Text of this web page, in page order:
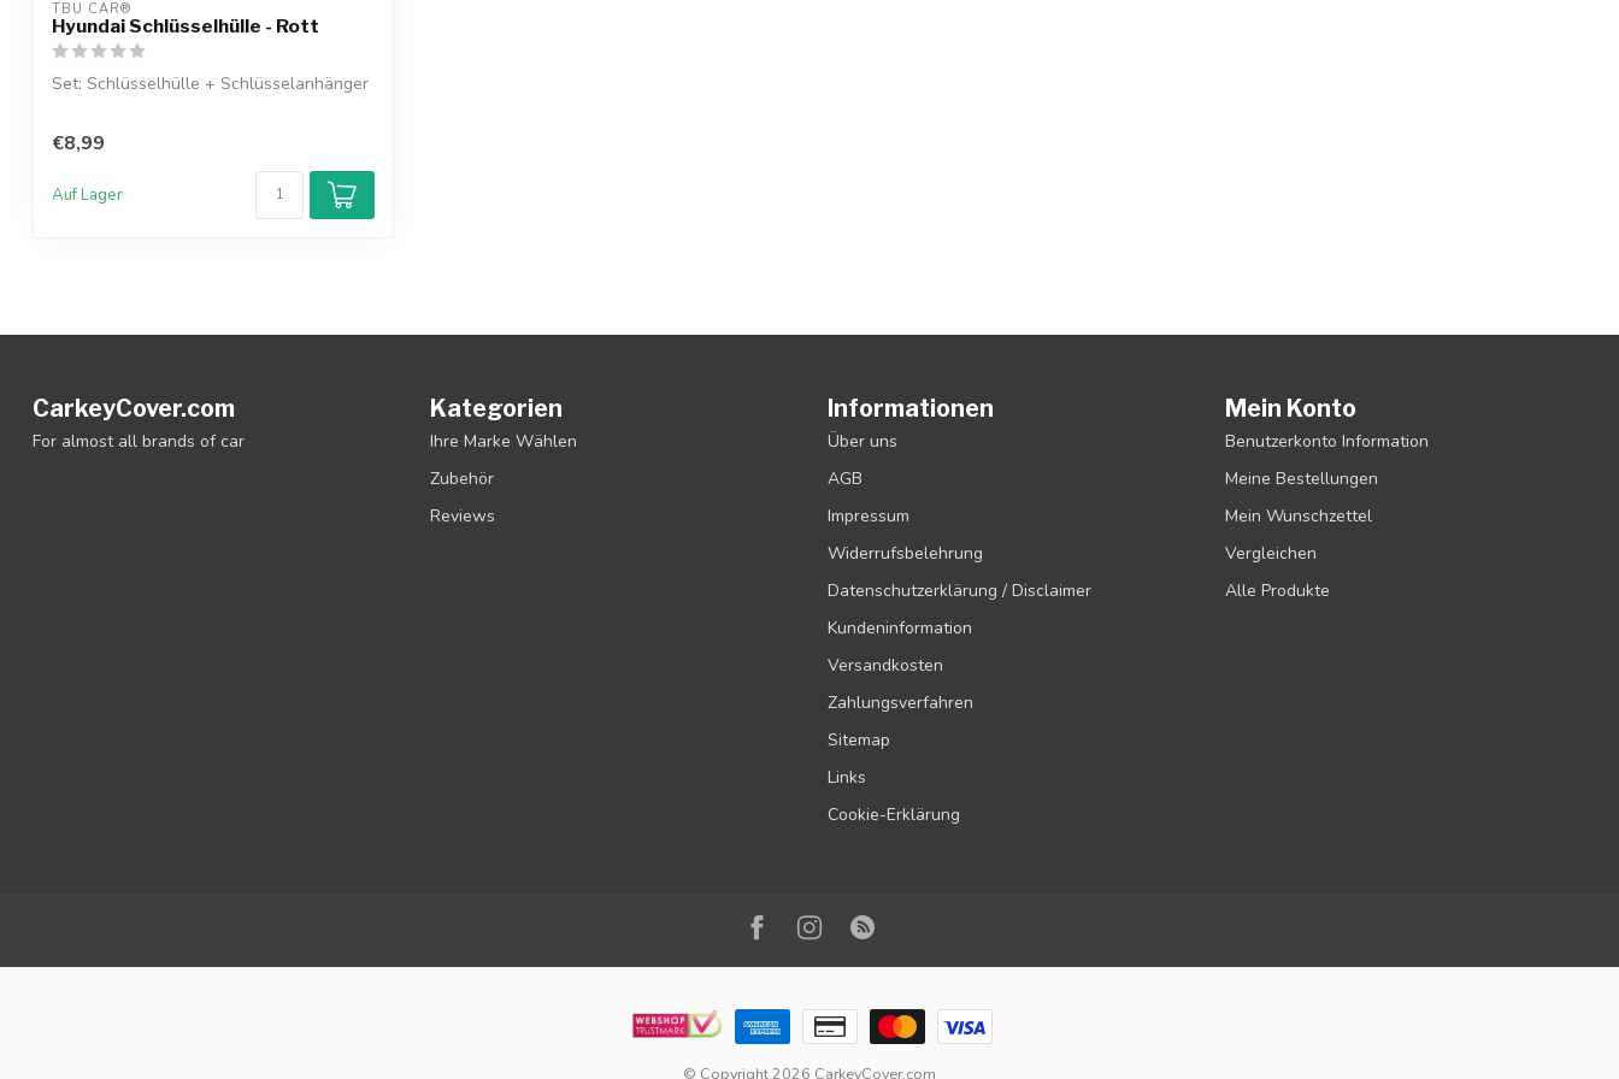
TBU CAR®
Hyundai Schlüsselhülle - Rott
Set: Schlüsselhülle + Schlüsselanhänger
€8,99
Auf Lager
CarkeyCover.com
For almost all brands of car
Kategorien
Ihre Marke Wählen
Zubehör
Reviews
Informationen
Über uns
AGB
Impressum
Widerrufsbelehrung
Datenschutzerklärung / Disclaimer
Kundeninformation
Versandkosten
Zahlungsverfahren
Sitemap
Links
Cookie-Erklärung
Mein Konto
Benutzerkonto Information
Meine Bestellungen
Mein Wunschzettel
Vergleichen
Alle Produkte
© Copyright 2026 CarkeyCover.com